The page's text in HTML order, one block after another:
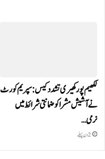
لکھیم پور کھیری تشدد کیس: سپریم کورٹ
نے آشیش مشرا کو ضمانتی شرائط میں
نرمی…
2 دن پہلے